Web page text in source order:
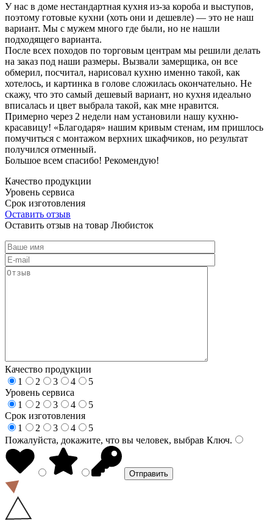
У нас в доме нестандартная кухня из-за короба и выступов,
поэтому готовые кухни (хоть они и дешевле) — это не наш
вариант. Мы с мужем много где были, но не нашли
подходящего варианта.
После всех походов по торговым центрам мы решили делать
на заказ под наши размеры. Вызвали замерщика, он все
обмерил, посчитал, нарисовал кухню именно такой, как
хотелось, и картинка в голове сложилась окончательно. Не
скажу, что это самый дешевый вариант, но кухня идеально
вписалась и цвет выбрала такой, как мне нравится.
Примерно через 2 недели нам установили нашу кухню-
красавицу! «Благодаря» нашим кривым стенам, им пришлось
помучиться с монтажом верхних шкафчиков, но результат
получился отменный.
Большое всем спасибо! Рекомендую!
Качество продукции
Уровень сервиса
Срок изготовления
Оставить отзыв
Оставить отзыв на товар Любисток
Качество продукции
1
2 3 4
5
Уровень сервиса
1
2 3 4
5
Срок изготовления
1
2 3 4
5
Пожалуйста, докажите, что вы человек, выбрав Ключ.